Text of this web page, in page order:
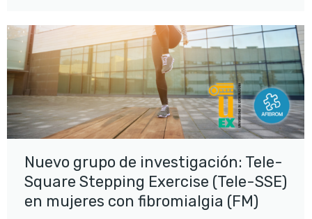
Nuevo grupo de investigación: Tele-
Square Stepping Exercise (Tele-SSE)
en mujeres con fibromialgia (FM)